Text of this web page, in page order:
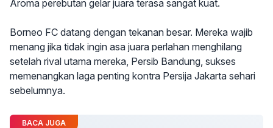
Aroma perebutan gelar juara terasa sangat kuat.
Borneo FC datang dengan tekanan besar. Mereka wajib
menang jika tidak ingin asa juara perlahan menghilang
setelah rival utama mereka, Persib Bandung, sukses
memenangkan laga penting kontra Persija Jakarta sehari
sebelumnya.
BACA JUGA